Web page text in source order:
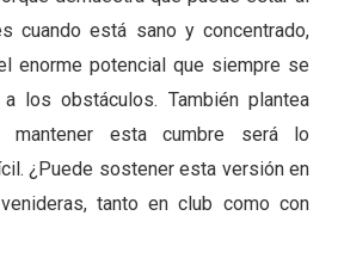
cuando está sano y concentrado,
enorme potencial que siempre se
los obstáculos. También plantea
mantener esta cumbre será lo
¿Puede sostener esta versión en
tanto en club como con